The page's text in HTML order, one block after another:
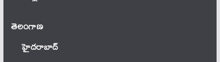
తెలంగాణ‌
హైదరాబాద్